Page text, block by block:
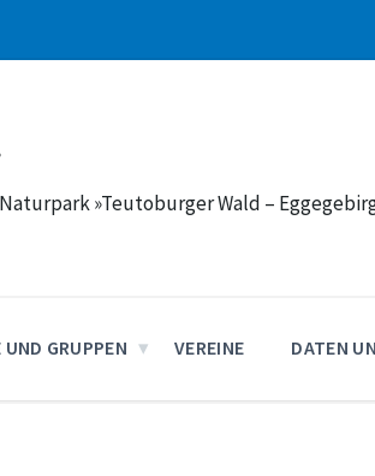
»Teutoburger Wald –
UND GRUPPEN VEREINE DATEN